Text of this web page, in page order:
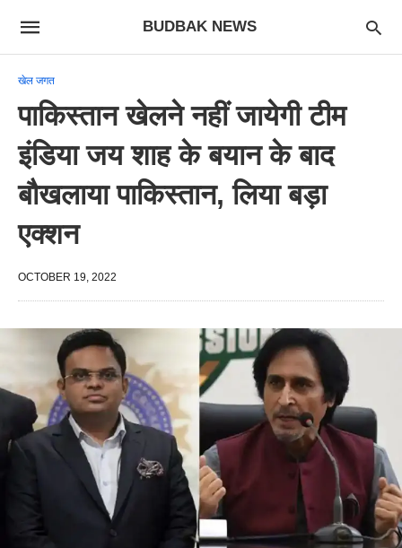
BUDBAK NEWS
खेल जगत
पाकिस्तान खेलने नहीं जायेगी टीम
इंडिया जय शाह के बयान के बाद
बौखलाया पाकिस्तान, लिया बड़ा
एक्शन
OCTOBER 19, 2022